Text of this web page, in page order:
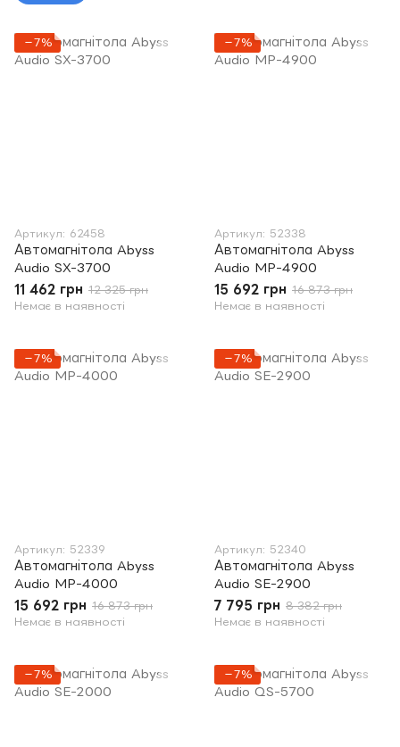
−7%
Артикул: 62458
Автомагнітола Abyss
Audio SX-3700
11 462 грн 12 325 грн
Немає в наявності
−7%
Артикул: 52338
Автомагнітола Abyss
Audio MP-4900
15 692 грн 16 873 грн
Немає в наявності
−7%
Артикул: 52339
Автомагнітола Abyss
Audio MP-4000
15 692 грн 16 873 грн
Немає в наявності
−7%
Артикул: 52340
Автомагнітола Abyss
Audio SE-2900
7 795 грн 8 382 грн
Немає в наявності
−7% −7%